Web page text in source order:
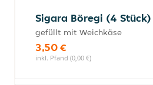
Sigara Böregi (4 Stück)
gefüllt mit Weichkäse
3,50 €
inkl. Pfand (0,00 €)